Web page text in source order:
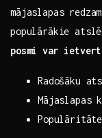
‍mājaslapas
populārākie
posmi var
Radošāku‍
Mājaslapas​